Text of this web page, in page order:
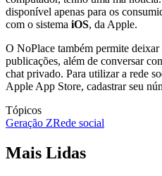
disponível apenas para os
com o sistema iOS, da Apple.
O NoPlace também permite
publicações, além de conversar
chat privado. Para utilizar a rede
Apple App Store, cadastrar seu
Tópicos
Geração ZRede social
Mais Lidas